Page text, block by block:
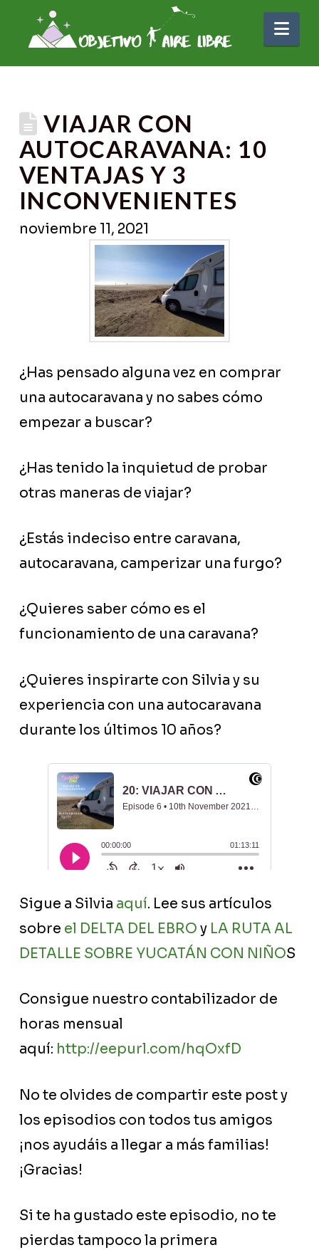
VIAJAR CON
AUTOCARAVANA: 10
VENTAJAS Y 3
INCONVENIENTES
noviembre 11, 2021
¿Has pensado alguna vez en comprar
una autocaravana y no sabes cómo
empezar a buscar?
¿Has tenido la inquietud de probar
otras maneras de viajar?
¿Estás indeciso entre caravana,
autocaravana, camperizar una furgo?
¿Quieres saber cómo es el
funcionamiento de una caravana?
¿Quieres inspirarte con Silvia y su
experiencia con una autocaravana
durante los últimos 10 años?
Sigue a Silvia aquí. Lee sus artículos
sobre el DELTA DEL EBRO y LA RUTA AL
DETALLE SOBRE YUCATÁN CON NIÑOS
Consigue nuestro contabilizador de
horas mensual
aquí: http://eepurl.com/hqOxfD
No te olvides de compartir este post y
los episodios con todos tus amigos
¡nos ayudáis a llegar a más familias!
¡Gracias!
Si te ha gustado este episodio, no te
pierdas tampoco la primera